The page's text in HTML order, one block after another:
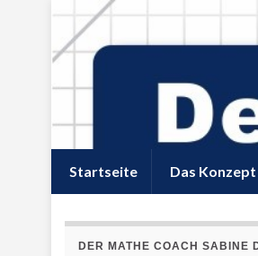
Startseite Das Konzept
DER MATHE COACH SABINE